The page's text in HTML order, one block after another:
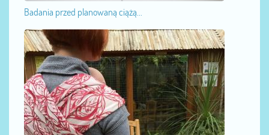
Badania przed planowaną ciążą...